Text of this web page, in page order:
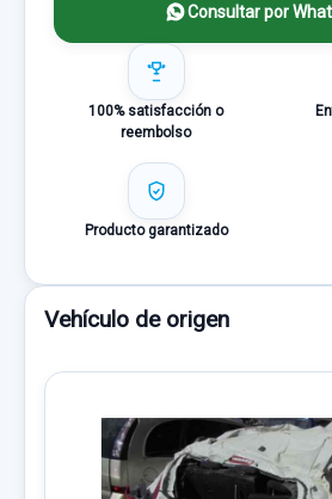
Consultar por
100% satisfacción o
reembolso
Producto garantizado
Vehículo de origen